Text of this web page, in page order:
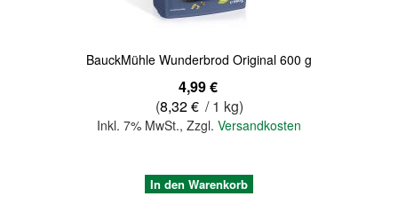
BauckMühle Wunderbrod Original 600 g
4,99 €
(8,32 € / 1 kg)
Inkl. 7% MwSt., Zzgl. Versandkosten
In den Warenkorb